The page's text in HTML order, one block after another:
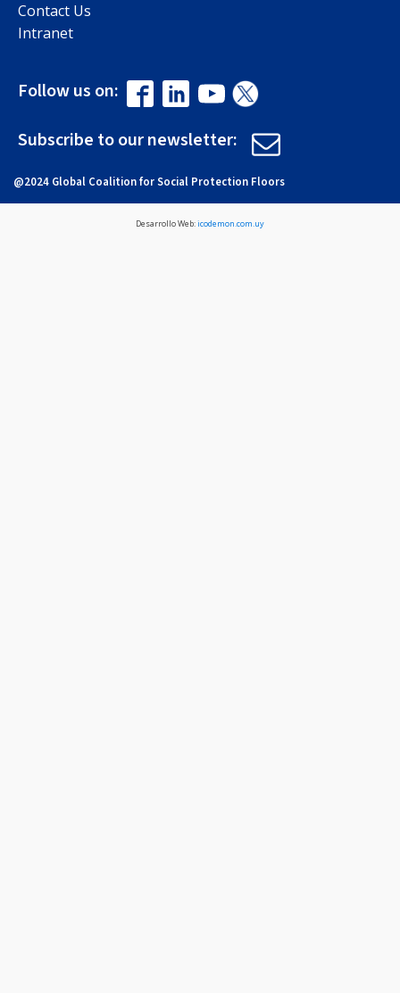
Contact Us
Intranet
Follow us on:
Subscribe to our newsletter:
@2024 Global Coalition for Social Protection Floors
Desarrollo Web:icodemon.com.uy